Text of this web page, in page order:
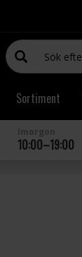
Sortiment
10:00–19:00